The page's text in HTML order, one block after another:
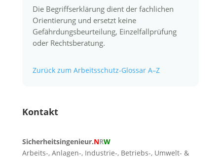
Die Begriffserklärung dient der fachlichen
Orientierung und ersetzt keine
Gefährdungsbeurteilung, Einzelfallprüfung
oder Rechtsberatung.
Zurück zum Arbeitsschutz-Glossar A–Z
Kontakt
Sicherheitsingenieur.NRW
Arbeits-, Anlagen-, Industrie-, Betriebs-, Umwelt- &